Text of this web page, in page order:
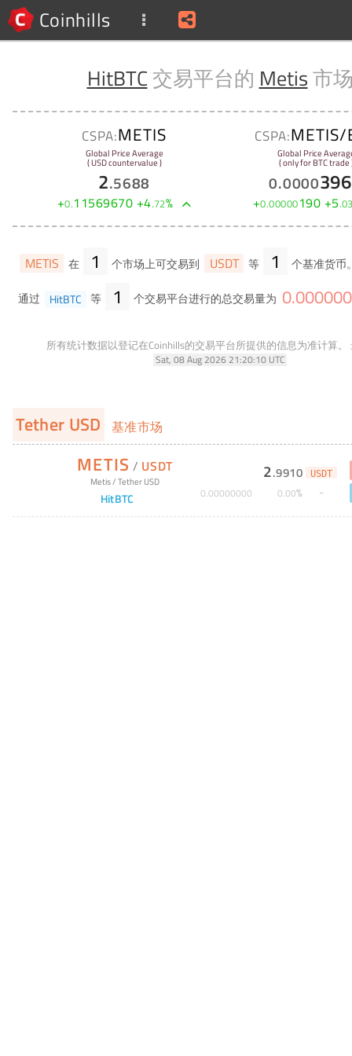
Coinhills
HitBTC 交易平台的 Metis市
CSPA:METIS
Global Price Average
( USD countervalue )
2.5688
+0.11569670 +4.72%
CSPA:METIS/
Global Price
( only for BTC trade
0.0000
+0.00000190 +5.
METIS 在 1 个市场上可交易到 USDT 等 1 个基准货币
通过 HitBTC 等 1 个交易平台进行的总交易量为 0.
所有统计数据以登记在Coinhills的交易平台所提供的信息为准计算。
Sat, 08 Aug 2026 21:20:10 UTC
Tether USD 基准市场
METIS / USDT
Metis/Tether USD
HitBTC
2.9910 USDT
0.00000000 0.00%